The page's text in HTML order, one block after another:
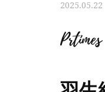
2025.05.22
Prtimes